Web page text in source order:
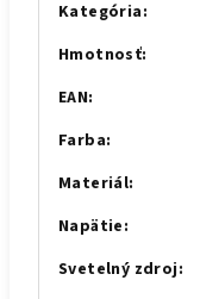
Kategória:
Hmotnosť:
EAN:
Farba:
Materiál:
Napätie:
Svetelný zdroj: